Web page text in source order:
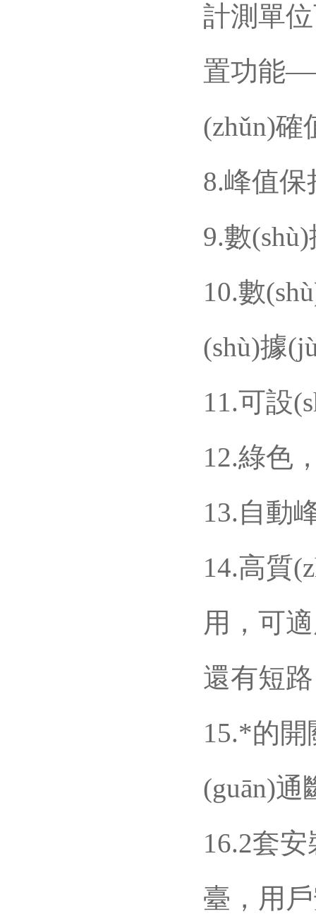
計測單位
置功能
(zhǔn)確
8.峰值保
9.數(shù)
10.數
(shù)據
11.可設
12.綠色
13.自動峰
14.高質
用，可適
還有短路
15.*的開
(guān)通
16.2套安
臺，